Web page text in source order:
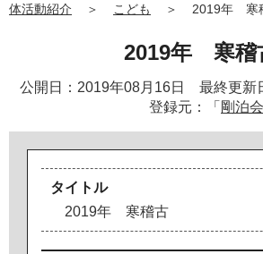
体活動紹介
＞ こども ＞ 2019年 寒
2019年 寒稽
公開日：2019年08月16日 最終更新
登録元：「 剛泊
タイトル
2019年 寒稽古